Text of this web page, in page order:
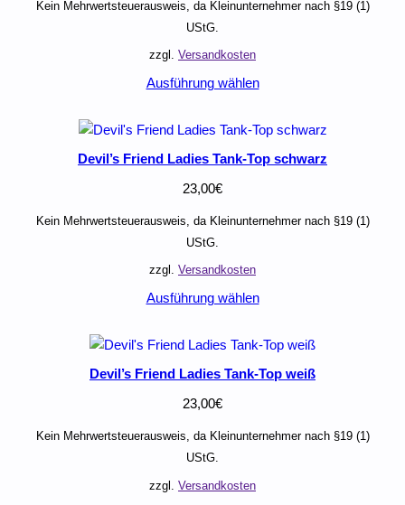
Kein Mehrwertsteuerausweis, da Kleinunternehmer nach §19 (1)
UStG.
zzgl. Versandkosten
Ausführung wählen
Devil’s Friend Ladies Tank-Top schwarz
23,00€
Kein Mehrwertsteuerausweis, da Kleinunternehmer nach §19 (1)
UStG.
zzgl. Versandkosten
Ausführung wählen
Devil’s Friend Ladies Tank-Top weiß
23,00€
Kein Mehrwertsteuerausweis, da Kleinunternehmer nach §19 (1)
UStG.
zzgl. Versandkosten